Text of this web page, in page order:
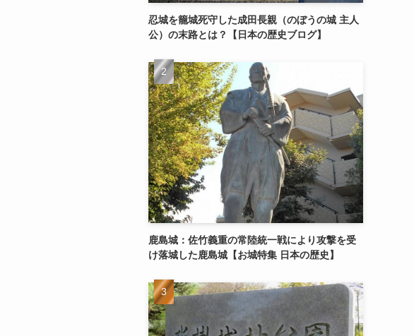
忍城を籠城死守した成田長親（のぼうの城 主人
公）の末路とは？【日本の歴史ブログ】
鹿島城：佐竹義重の常陸統一戦により攻撃を受
け落城した鹿島城【お城特集 日本の歴史】